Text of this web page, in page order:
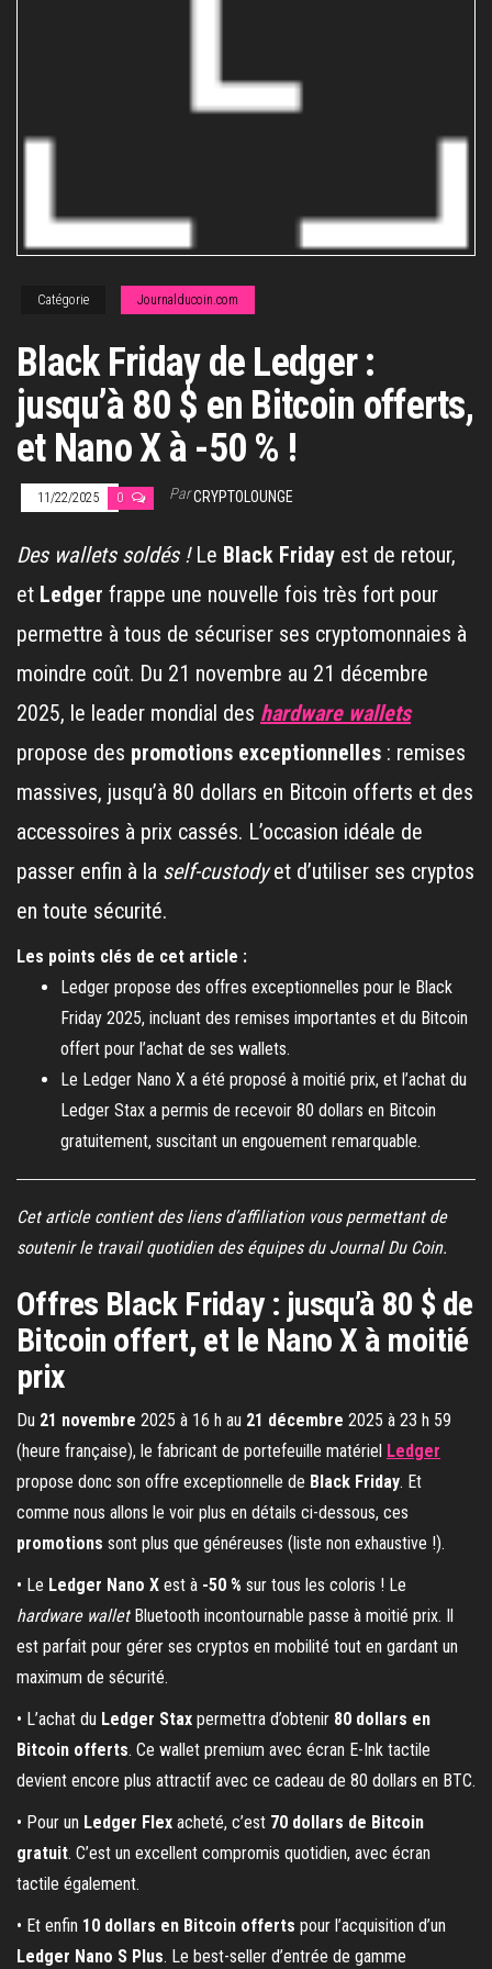
Catégorie Journalducoin.com
Black Friday de Ledger :
jusqu’à 80 $ en Bitcoin offerts,
et Nano X à -50 % !
11/22/2025 0 ParCRYPTOLOUNGE
Des wallets soldés !Le Black Friday est de retour,
et Ledger frappe une nouvelle fois très fort pour
permettre à tous de sécuriser ses cryptomonnaies à
moindre coût. Du 21 novembre au 21 décembre
2025, le leader mondial des hardware wallets
propose des promotions exceptionnelles : remises
massives, jusqu’à 80 dollars en Bitcoin offerts et des
accessoires à prix cassés. L’occasion idéale de
passer enfin à la self-custodyet d’utiliser ses cryptos
en toute sécurité.
Les points clés de cet article :
Ledger propose des offres exceptionnelles pour le Black
Friday 2025, incluant des remises importantes et du Bitcoin
offert pour l’achat de ses wallets.
Le Ledger Nano X a été proposé à moitié prix, et l’achat du
Ledger Stax a permis de recevoir 80 dollars en Bitcoin
gratuitement, suscitant un engouement remarquable.
Cet article contient des liens d’affiliation vous permettant de
soutenir le travail quotidien des équipes du Journal Du Coin.
Offres Black Friday : jusqu’à 80 $ de
Bitcoin offert, et le Nano X à moitié
prix
Du 21 novembre 2025 à 16 h au 21 décembre 2025 à 23 h 59
(heure française), le fabricant de portefeuille matériel Ledger
propose donc son offre exceptionnelle de Black Friday. Et
comme nous allons le voir plus en détails ci-dessous, ces
promotions sont plus que généreuses (liste non exhaustive !).
• Le Ledger Nano X est à -50 % sur tous les coloris ! Le
hardware walletBluetooth incontournable passe à moitié prix. Il
est parfait pour gérer ses cryptos en mobilité tout en gardant un
maximum de sécurité.
• L’achat du Ledger Stax permettra d’obtenir 80 dollars en
Bitcoin offerts. Ce wallet premium avec écran E-Ink tactile
devient encore plus attractif avec ce cadeau de 80 dollars en BTC.
• Pour un Ledger Flex acheté, c’est 70 dollars de Bitcoin
gratuit. C’est un excellent compromis quotidien, avec écran
tactile également.
• Et enfin 10 dollars en Bitcoin offerts pour l’acquisition d’un
Ledger Nano S Plus. Le best-seller d’entrée de gamme